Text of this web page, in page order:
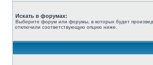
Искать в форумах:
Выберите форум или форумы, в которых будет
отключили соответствующую опцию ниже.